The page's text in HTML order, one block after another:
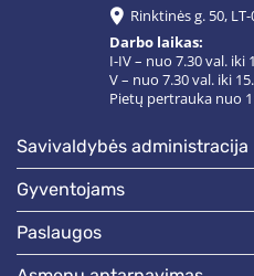
Rinktinės g. 50,
Darbo laikas:
I-IV – nuo 7.30 val. iki
V – nuo 7.30 val. iki
Pietų pertrauka nuo
savivaldybės administracija
gyventojams
paslaugos